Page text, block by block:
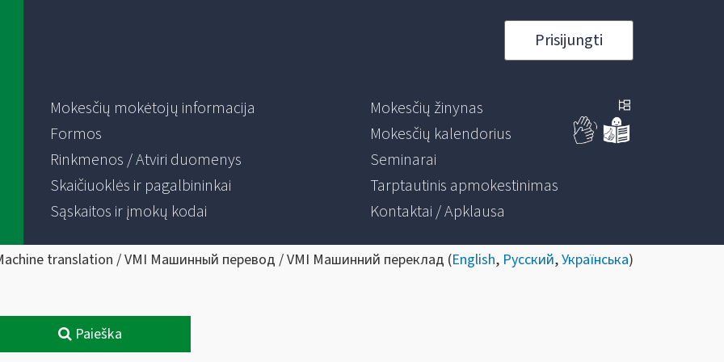
Prisijungti
Mokesčių mokėtojų informacija
Formos
Rinkmenos / Atviri duomenys
Skaičiuoklės ir pagalbininkai
Sąskaitos ir įmokų kodai
Mokesčių žinynas
Mokesčių kalendorius
Seminarai
Tarptautinis apmokestinimas
Kontaktai / Apklausa
translation / VMI Машинный перевод / VMI Машинний переклад (English, Русский,Українська)
Paieška